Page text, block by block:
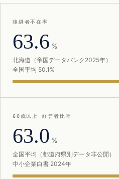
後継者不在率
63.6 %
北海道（帝国データバンク2025年）
全国平均 50.1%
60歳以上 経営者比率
63.0 %
全国平均（都道府県別データ非公開）
中小企業白書 2024年